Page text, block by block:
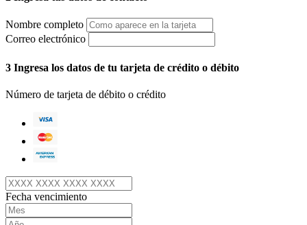
Nombre completo
Correo electrónico
3 Ingresa los datos de tu tarjeta de crédito o débito
Número de tarjeta de débito o crédito
Fecha vencimiento